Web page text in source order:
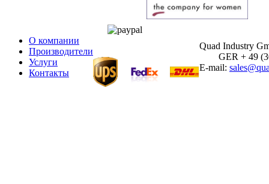
О компании
Производители
Услуги
Контакты
Quad Industry
GER + 49
E-mail: